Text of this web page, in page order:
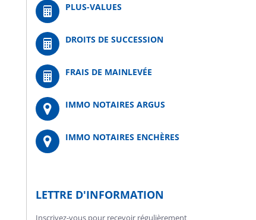
PLUS-VALUES
DROITS DE SUCCESSION
FRAIS DE MAINLEVÉE
IMMO NOTAIRES ARGUS
IMMO NOTAIRES ENCHÈRES
LETTRE D'INFORMATION
Inscrivez-vous pour recevoir régulièrement